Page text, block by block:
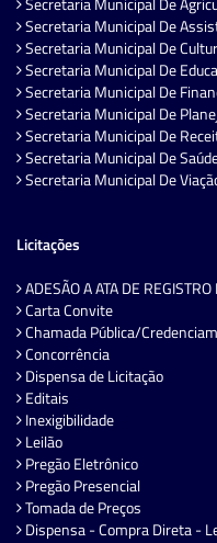
Secretaria Municipal De
Secretaria Municipal De
Secretaria Municipal De
Secretaria Municipal De
Secretaria Municipal De
Secretaria Municipal De
Secretaria Municipal De
Secretaria Municipal De
Licitações
ADESÃO A ATA DE REGISTRO
Carta Convite
Chamada Pública/
Concorrência
Dispensa de Licitação
Editais
Inexigibilidade
Leilão
Pregão Eletrônico
Pregão Presencial
Tomada de Preços
Dispensa - Compra Direta -